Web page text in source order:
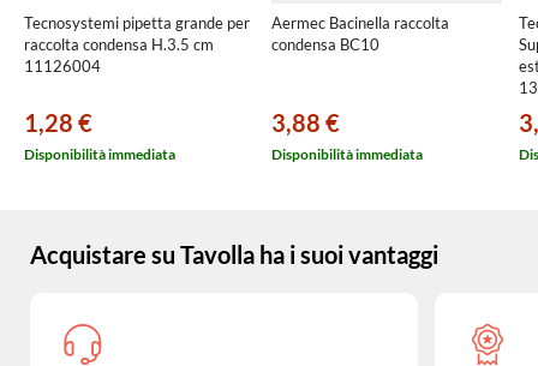
Tecnosystemi pipetta grande per
raccolta condensa H.3.5 cm
11126004
1,28 €
Disponibilità immediata
Aermec Bacinella raccolta
condensa BC10
3,88 €
Disponibilità immediata
Acquistare su Tavolla ha i suoi vantaggi